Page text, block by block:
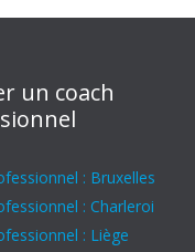
un coach
: Bruxelles
: Charleroi
: Liège